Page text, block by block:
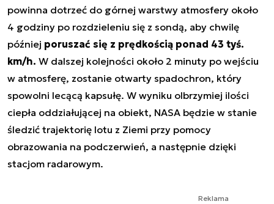
powinna dotrzeć do górnej warstwy atmosfery około
4 godziny po rozdzieleniu się z sondą, aby chwilę
później poruszać się z prędkością ponad 43 tyś.
km/h. W dalszej kolejności około 2 minuty po wejściu
w atmosferę, zostanie otwarty spadochron, który
spowolni lecącą kapsułę. W wyniku olbrzymiej ilości
ciepła oddziałującej na obiekt, NASA będzie w stanie
śledzić trajektorię lotu z Ziemi przy pomocy
obrazowania na podczerwień, a następnie dzięki
stacjom radarowym.
Reklama